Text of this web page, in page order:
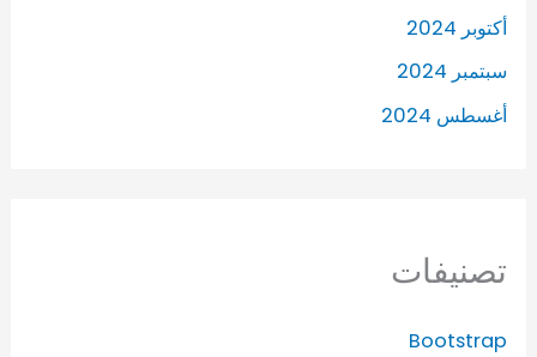
أكتوبر 2024
سبتمبر 2024
أغسطس 2024
تصنيفات
Bootstrap